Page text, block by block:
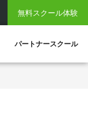
無料スクール体験
パートナースクール